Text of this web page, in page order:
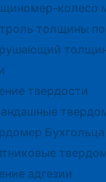
колесо
толщины
твердости
Бухгольца
адгезии